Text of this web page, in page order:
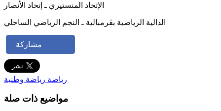
الإتحاد المنستيري ـ إتحاد الأنصار
الدالية الرياضية بڨرمبالية ـ النجم الرياضي الساحلي
مشاركة
رياضة رياضة وطنية
مواضيع ذات صلة